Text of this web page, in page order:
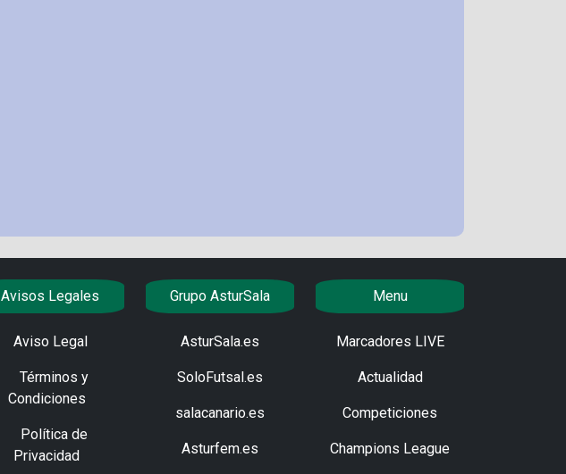
Avisos Legales
Aviso Legal
Términos y
Condiciones
Política de
Privacidad
Grupo AsturSala
AsturSala.es
SoloFutsal.es
salacanario.es
Asturfem.es
Menu
Marcadores LIVE
Actualidad
Competiciones
Champions League